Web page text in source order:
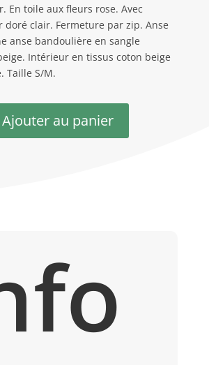
En toile aux fleurs rose. Avec
doré clair. Fermeture par zip. Anse
anse bandoulière en sangle
Intérieur en tissus coton beige
Taille S/M.
Ajouter au panier